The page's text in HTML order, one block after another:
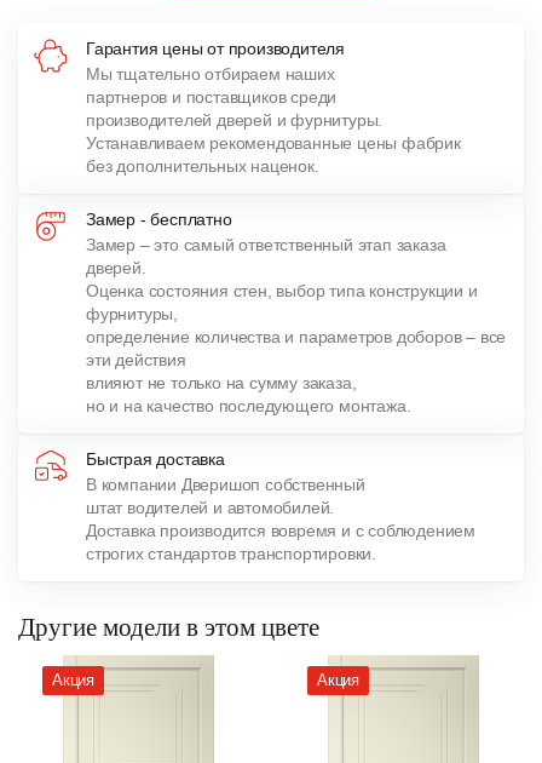
Гарантия цены от производителя
Мы тщательно отбираем наших
партнеров и поставщиков среди
производителей дверей и фурнитуры.
Устанавливаем рекомендованные цены фабрик
без дополнительных наценок.
Замер - бесплатно
Замер – это самый ответственный этап заказа
дверей.
Оценка состояния стен, выбор типа конструкции и
фурнитуры,
определение количества и параметров доборов – все
эти действия
влияют не только на сумму заказа,
но и на качество последующего монтажа.
Быстрая доставка
В компании Дверишоп собственный
штат водителей и автомобилей.
Доставка производится вовремя и с соблюдением
строгих стандартов транспортировки.
Другие модели в этом цвете
Акция Акция